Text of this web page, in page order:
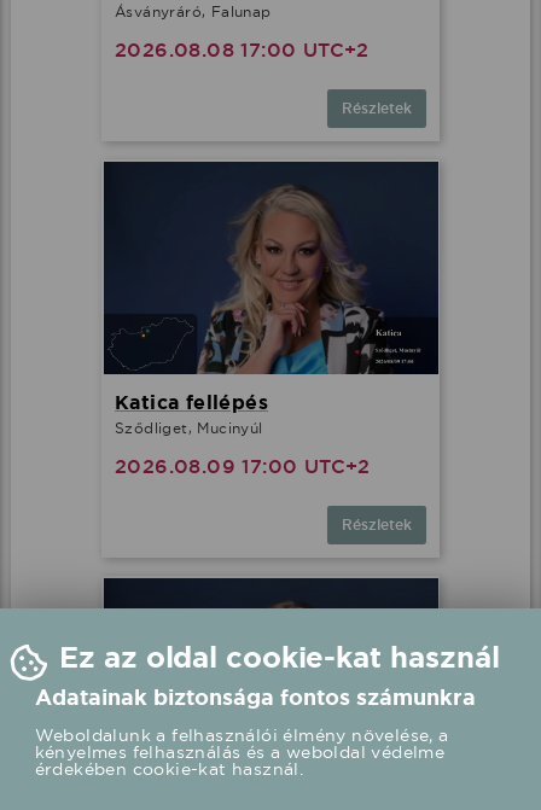
Ásványráró, Falunap
2026.08.08 17:00 UTC+2
Részletek
Katica fellépés
Sződliget, Mucinyúl
2026.08.09 17:00 UTC+2
Részletek
Ez az oldal cookie-kat használ
Adatainak biztonsága fontos számunkra
Weboldalunk a felhasználói élmény növelése, a
kényelmes felhasználás és a weboldal védelme
érdekében cookie-kat használ.